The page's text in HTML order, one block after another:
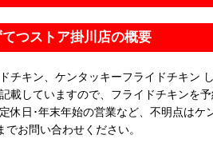
つストア掛川店の概要
チキン、ケンタッキーフライドチキン
載していますので、フライドチキンを予
休日･年末年始の営業など、不明点はケ
お問い合わせください。